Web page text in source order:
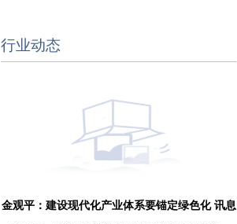
行业动态
金观平：建设现代化产业体系要锚定绿色化 讯息